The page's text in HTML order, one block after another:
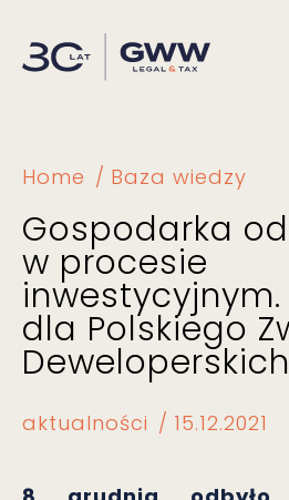
Home Baza wiedzy
Gospodarka
w procesie
inwestycyjnym.
dla Polskiego
Deweloperskich
aktualności 15.12.2021